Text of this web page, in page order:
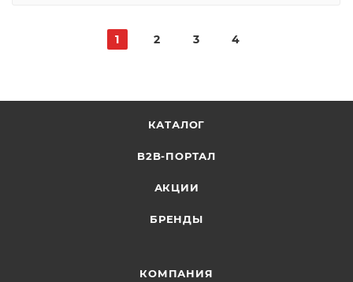
1 2 3 4
КАТАЛОГ
B2B-ПОРТАЛ
АКЦИИ
БРЕНДЫ
КОМПАНИЯ